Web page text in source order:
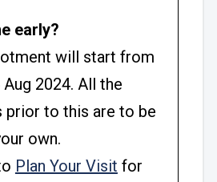
early?
will start from
2024. All the
prior to this are to be
own.
Plan Your Visit for